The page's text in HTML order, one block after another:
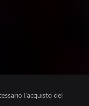
l'acquisto del